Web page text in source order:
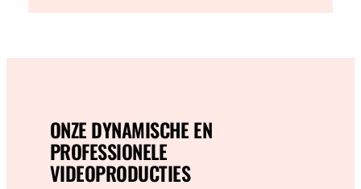
ONZE DYNAMISCHE EN
PROFESSIONELE
VIDEOPRODUCTIES